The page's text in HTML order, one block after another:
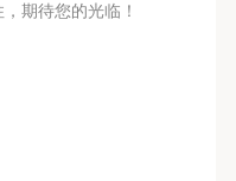
期待您的光临！